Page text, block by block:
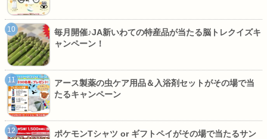
毎月開催♪JA新いわての特産品が当たる脳トレクイズキ
ャンペーン！
アース製薬の虫ケア用品＆入浴剤セットがその場で当
たるキャンペーン
ポケモンTシャツ or ギフトペイがその場で当たるサン